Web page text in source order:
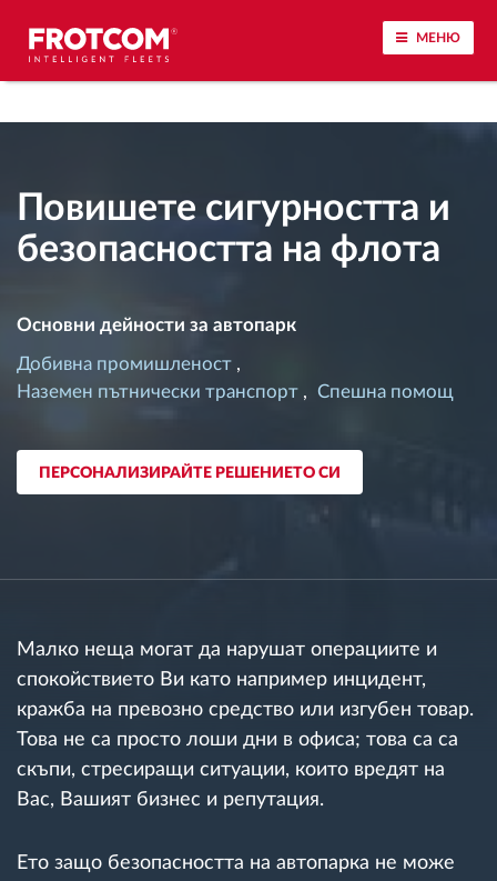
МЕНЮ
Проследяване на превозното средство и
Анализ на стила на шофиране
Управление на работната сила
Дистанционно сваляне на данни от тахограф
Контрол на достъпа
Планиране на маршрути и мониторинг
Автоматична идентификация на шофьора
Разберете за всички функционалности
Повишете сигурността и
безопасността на флота
Основни дейности за автопарк
Добивна промишленост
Наземен пътнически транспорт
Спешна помощ
ПЕРСОНАЛИЗИРАЙТЕ РЕШЕНИЕТО СИ
Малко неща могат да нарушат операциите и
спокойствието Ви като например инцидент,
кражба на превозно средство или изгубен товар.
Това не са просто лоши дни в офиса; това са са
скъпи, стресиращи ситуации, които вредят на
Вас, Вашият бизнес и репутация.
Ето защо безопасността на автопарка не може